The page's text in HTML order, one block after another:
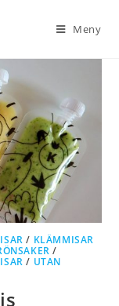
Meny
/ KLÄMMISAR
/
/ UTAN